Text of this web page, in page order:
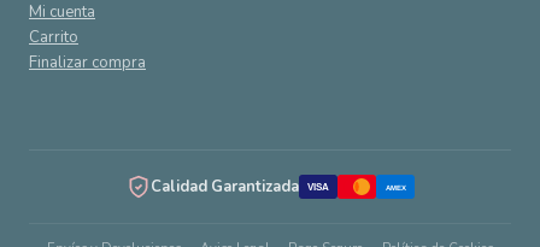
Mi cuenta
Carrito
Finalizar compra
Calidad Garantizada VISA AMEX